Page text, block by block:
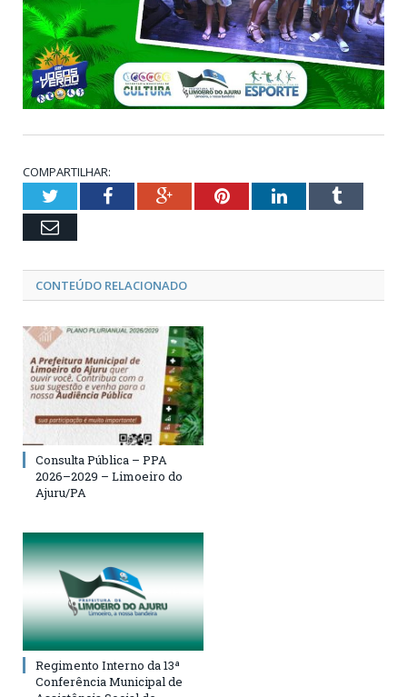
COMPARTILHAR:
TwitterFacebookGoogle+PinterestLinkedInTumblr
Email
CONTEÚDO RELACIONADO
Consulta Pública – PPA
2026–2029 – Limoeiro do
Ajuru/PA
Regimento Interno da 13ª
Conferência Municipal de